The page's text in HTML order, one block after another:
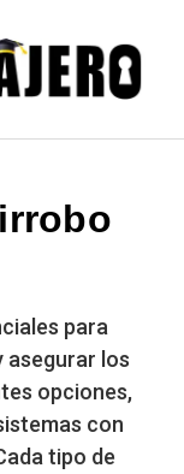
para
asegurar los
opciones,
con
tipo de